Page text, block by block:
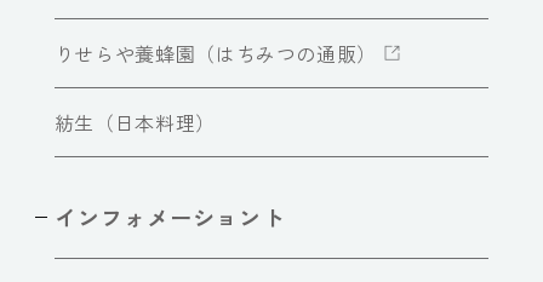
りせらや養蜂園（はちみつの通販）
紡生（日本料理）
インフォメーショント